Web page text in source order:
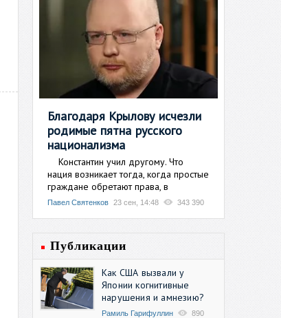
Благодаря Крылову исчезли
родимые пятна русского
национализма
Константин учил другому. Что
нация возникает тогда, когда простые
граждане обретают права, в
Павел Святенков 23 сен, 14:48 343 390
Публикации
Как США вызвали у
Японии когнитивные
нарушения и амнезию?
Рамиль Гарифуллин 890